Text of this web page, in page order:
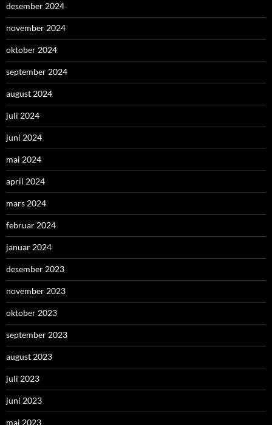
desember 2024
november 2024
oktober 2024
september 2024
august 2024
juli 2024
juni 2024
mai 2024
april 2024
mars 2024
februar 2024
januar 2024
desember 2023
november 2023
oktober 2023
september 2023
august 2023
juli 2023
juni 2023
mai 2023